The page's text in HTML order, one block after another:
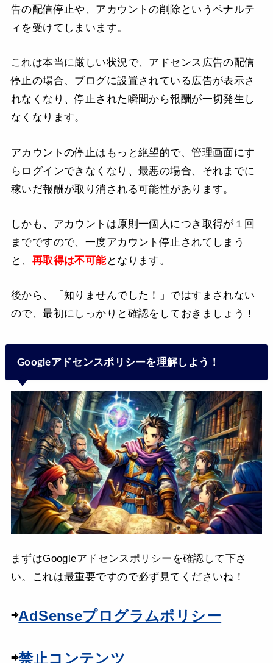
告の配信停止や、アカウントの削除というペナルテ
ィを受けてしまいます。
これは本当に厳しい状況で、アドセンス広告の配信
停止の場合、ブログに設置されている広告が表示さ
れなくなり、停止された瞬間から報酬が一切発生し
なくなります。
アカウントの停止はもっと絶望的で、管理画面にす
らログインできなくなり、最悪の場合、それまでに
稼いだ報酬が取り消される可能性があります。
しかも、アカウントは原則一個人につき取得が１回
までですので、一度アカウント停止されてしまう
と、 再取得は不可能となります。
後から、「知りませんでした！」ではすまされない
ので、最初にしっかりと確認をしておきましょう！
Googleアドセンスポリシーを理解しよう！
まずはGoogleアドセンスポリシーを確認して下さ
い。これは最重要ですので必ず見てくださいね！
⇨AdSenseプログラムポリシー
⇨禁止コンテンツ